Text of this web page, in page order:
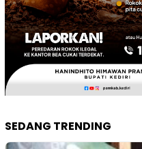
SEDANG TRENDING